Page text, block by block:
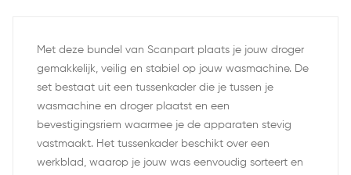
Met deze bundel van Scanpart plaats je jouw droger
gemakkelijk, veilig en stabiel op jouw wasmachine. De
set bestaat uit een tussenkader die je tussen je
wasmachine en droger plaatst en een
bevestigingsriem waarmee je de apparaten stevig
vastmaakt. Het tussenkader beschikt over een
werkblad, waarop je jouw was eenvoudig sorteert en